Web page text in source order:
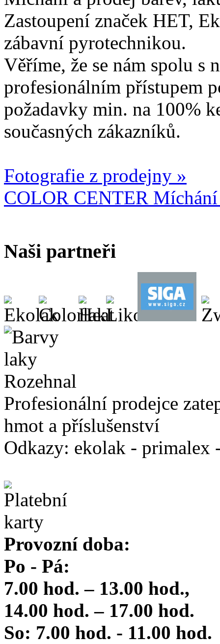
Zastoupení značek HET,
zábavní pyrotechnikou.
Věříme, že se nám spolu s
profesionálním přístupem
požadavky min. na 100%
současných zákazníků.
Fotografie z prodejny »
COLOR CENTER
Naši partneři
Profesionální prodejce
hmot a příslušenství
Odkazy: ekolak - primalex
Provozní doba:
Po - Pá:
7.00 hod. – 13.00 hod.,
14.00 hod. – 17.00 hod.
So: 7.00 hod. - 11.00 hod.